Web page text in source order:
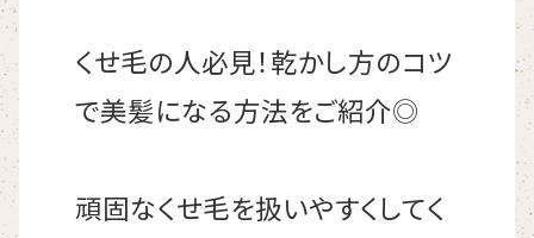
くせ毛の人必見！乾かし方のコツ
で美髪になる方法をご紹介◎
頑固なくせ毛を扱いやすくしてく